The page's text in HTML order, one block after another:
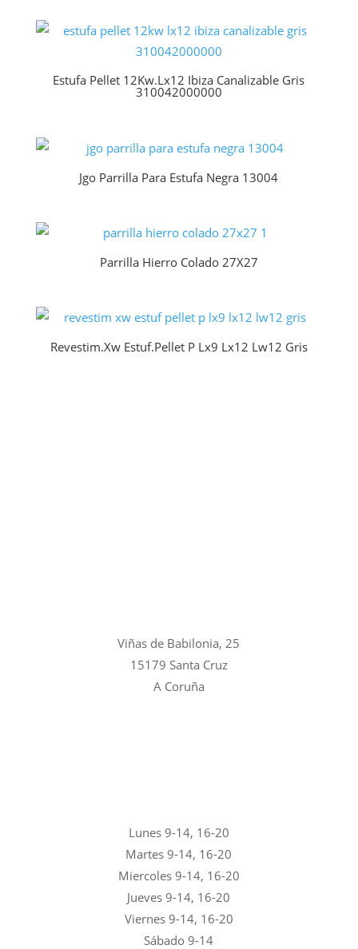
Estufa Pellet 12Kw.Lx12 Ibiza Canalizable Gris
310042000000
Jgo Parrilla Para Estufa Negra 13004
Parrilla Hierro Colado 27X27
Revestim.Xw Estuf.Pellet P Lx9 Lx12 Lw12 Gris
Viñas de Babilonia, 25
15179 Santa Cruz
A Coruña
Lunes 9-14, 16-20
Martes 9-14, 16-20
Miercoles 9-14, 16-20
Jueves 9-14, 16-20
Viernes 9-14, 16-20
Sábado 9-14